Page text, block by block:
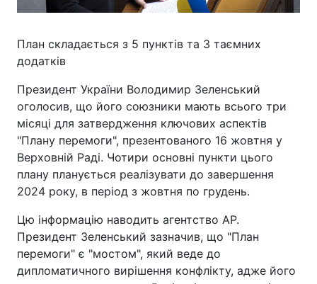
План складається з 5 пунктів та 3 таємних
додатків
Президент України Володимир Зеленський
оголосив, що його союзники мають всього три
місяці для затвердження ключових аспектів
"Плану перемоги", презентованого 16 жовтня у
Верховній Раді. Чотири основні пункти цього
плану планується реалізувати до завершення
2024 року, в період з жовтня по грудень.
Цю інформацію наводить агентство АР.
Президент Зеленський зазначив, що "План
перемоги" є "мостом", який веде до
дипломатичного вирішення конфлікту, адже його